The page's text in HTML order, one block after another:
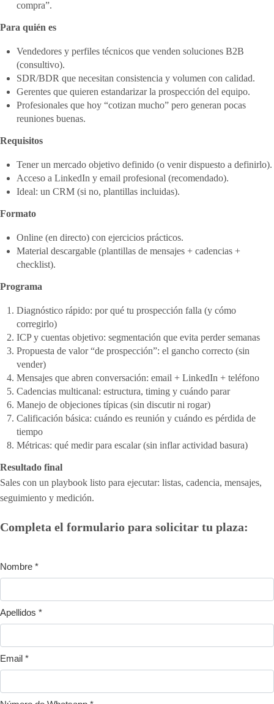
compra”.
Para quién es
Vendedores y perfiles técnicos que venden soluciones B2B
(consultivo).
SDR/BDR que necesitan consistencia y volumen con calidad.
Gerentes que quieren estandarizar la prospección del equipo.
Profesionales que hoy “cotizan mucho” pero generan pocas
reuniones buenas.
Requisitos
Tener un mercado objetivo definido (o venir dispuesto a definirlo).
Acceso a LinkedIn y email profesional (recomendado).
Ideal: un CRM (si no, plantillas incluidas).
Formato
Online (en directo) con ejercicios prácticos.
Material descargable (plantillas de mensajes + cadencias +
checklist).
Programa
Diagnóstico rápido: por qué tu prospección falla (y cómo
corregirlo)
ICP y cuentas objetivo: segmentación que evita perder semanas
Propuesta de valor “de prospección”: el gancho correcto (sin
vender)
Mensajes que abren conversación: email + LinkedIn + teléfono
Cadencias multicanal: estructura, timing y cuándo parar
Manejo de objeciones típicas (sin discutir ni rogar)
Calificación básica: cuándo es reunión y cuándo es pérdida de
tiempo
Métricas: qué medir para escalar (sin inflar actividad basura)
Resultado final
Sales con un playbook listo para ejecutar: listas, cadencia, mensajes,
seguimiento y medición.
Completa el formulario para solicitar tu plaza: